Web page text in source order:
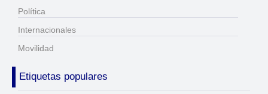
Política
Internacionales
Movilidad
Etiquetas populares